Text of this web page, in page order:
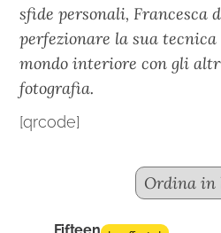
sfide personali, Francesca
perfezionare la sua
mondo interiore con gli
fotografia.
[qrcode]